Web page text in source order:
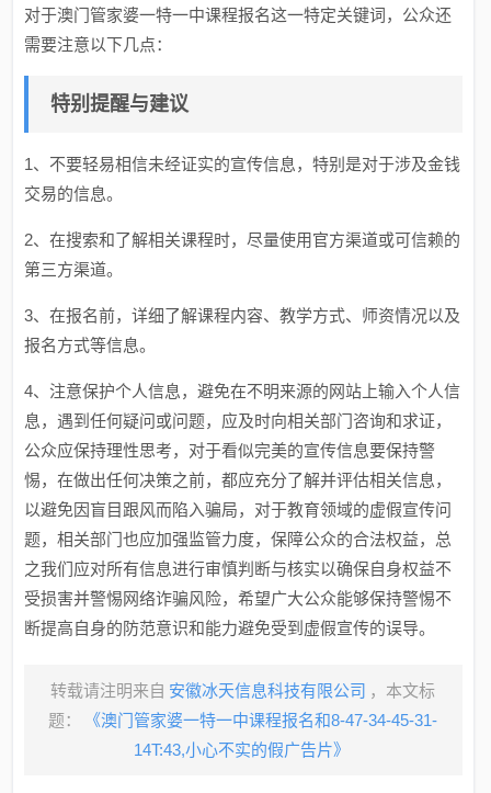
对于澳门管家婆一特一中课程报名这一特定关键词，公众还
需要注意以下几点：
特别提醒与建议
1、不要轻易相信未经证实的宣传信息，特别是对于涉及金钱
交易的信息。
2、在搜索和了解相关课程时，尽量使用官方渠道或可信赖的
第三方渠道。
3、在报名前，详细了解课程内容、教学方式、师资情况以及
报名方式等信息。
4、注意保护个人信息，避免在不明来源的网站上输入个人信
息，遇到任何疑问或问题，应及时向相关部门咨询和求证，
公众应保持理性思考，对于看似完美的宣传信息要保持警
惕，在做出任何决策之前，都应充分了解并评估相关信息，
以避免因盲目跟风而陷入骗局，对于教育领域的虚假宣传问
题，相关部门也应加强监管力度，保障公众的合法权益，总
之我们应对所有信息进行审慎判断与核实以确保自身权益不
受损害并警惕网络诈骗风险，希望广大公众能够保持警惕不
断提高自身的防范意识和能力避免受到虚假宣传的误导。
转载请注明来自 安徽冰天信息科技有限公司 ，本文标
题：
《澳门管家婆一特一中课程报名和8-47-34-45-31-
14T:43,小心不实的假广告片》